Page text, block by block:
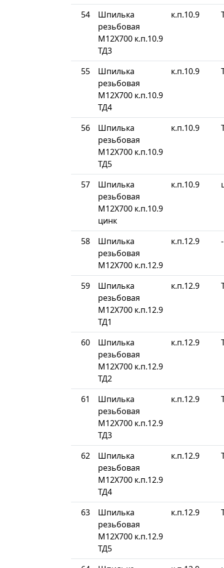
54
Шпилька
резьбовая
М12Х700 к.п.10.9
ТД3
к.п.10.9
55
Шпилька
резьбовая
М12Х700 к.п.10.9
ТД4
к.п.10.9
56
Шпилька
резьбовая
М12Х700 к.п.10.9
ТД5
к.п.10.9
57
Шпилька
резьбовая
М12Х700 к.п.10.9
цинк
к.п.10.9
58
Шпилька
резьбовая
М12Х700 к.п.12.9
к.п.12.9 -
59
Шпилька
резьбовая
М12Х700 к.п.12.9
ТД1
к.п.12.9
60
Шпилька
резьбовая
М12Х700 к.п.12.9
ТД2
к.п.12.9
61
Шпилька
резьбовая
М12Х700 к.п.12.9
ТД3
к.п.12.9
62
Шпилька
резьбовая
М12Х700 к.п.12.9
ТД4
к.п.12.9
63
Шпилька
резьбовая
М12Х700 к.п.12.9
ТД5
к.п.12.9